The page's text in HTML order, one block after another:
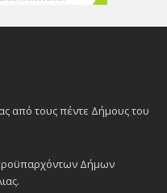
από τους πέντε Δήμους του
Δήμων